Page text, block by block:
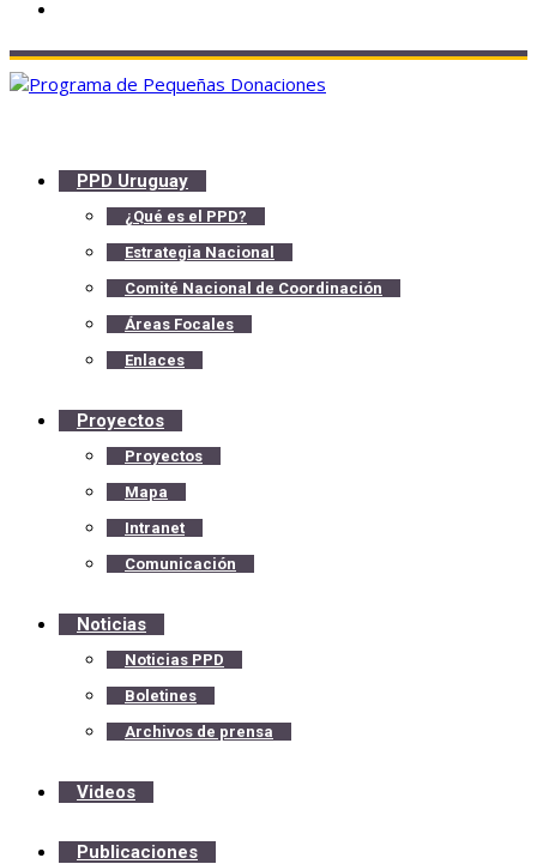
PPD Uruguay
¿Qué es el PPD?
Estrategia Nacional
Comité Nacional de Coordinación
Áreas Focales
Enlaces
Proyectos
Proyectos
Mapa
Intranet
Comunicación
Noticias
Noticias PPD
Boletines
Archivos de prensa
Videos
Publicaciones